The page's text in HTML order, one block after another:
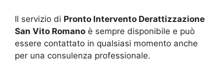
Il servizio di Pronto Intervento Derattizzazione
San Vito Romano è sempre disponibile e può
essere contattato in qualsiasi momento anche
per una consulenza professionale.